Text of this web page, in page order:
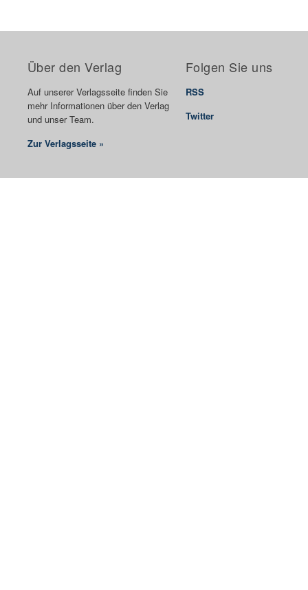
Über den Verlag
Auf unserer Verlagsseite finden Sie
mehr Informationen über den Verlag
und unser Team.
Zur Verlagsseite »
Folgen Sie uns
RSS
Twitter